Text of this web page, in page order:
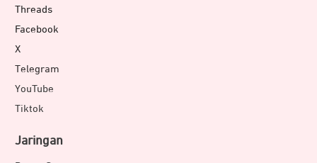
Threads
Facebook
X
Telegram
YouTube
Tiktok
Jaringan